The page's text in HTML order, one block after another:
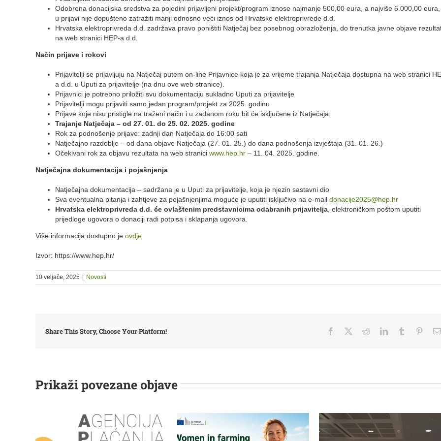
Odobrena donacijska sredstva za pojedini prijavljeni projekt/program iznose najmanje 500,00 eura, a najviše 6.000,00
u prijavi nije dopušteno zatražiti manji odnosno veći iznos od Hrvatske elektroprivrede d.d.
Hrvatska elektroprivreda d.d. zadržava pravo poništiti Natječaj bez posebnog obrazloženja, do trenutka javne objave
na web stranici HEP-a d.d.
Način prijave i rokovi
Prijavitelji se prijavljuju na Natječaj putem on-line Prijavnice koja je za vrijeme trajanja Natječaja dostupna na web stranici
a d.d. u Uputi za prijavitelje (na dnu ove web stranice).
Prijavnici je potrebno priložiti svu dokumentaciju sukladno Uputi za prijavitelje
Prijavitelji mogu prijaviti samo jedan program/projekt za 2025. godinu
Prijave koje nisu pristigle na traženi način i u zadanom roku bit će isključene iz Natječaja.
Trajanje Natječaja – od 27. 01. do 25. 02. 2025. godine
Rok za podnošenje prijave: zadnji dan Natječaja do 16:00 sati
Natječajno razdoblje – od dana objave Natječaja (27. 01. 25.) do dana podnošenja izvještaja (31. 01. 26.)
Očekivani rok za objavu rezultata na web stranici www.hep.hr – 11. 04. 2025. godine.
Natječajna dokumentacija i pojašnjenja
Natječajna dokumentacija – sadržana je u Uputi za prijavitelje, koja je njezin sastavni dio
Sva eventualna pitanja i zahtjeve za pojašnjenjima moguće je uputiti isključivo na e-mail donacije2025@hep.hr
Hrvatska elektroprivreda d.d. će ovlaštenim predstavnicima odabranih prijavitelja, elektroničkom poštom uputiti
prijedloge ugovora o donaciji radi potpisa i sklapanja ugovora.
Više informacija dostupno je ovdje
Izvor: https://www.hep.hr/
10 veljače, 2025 Novosti
Share This Story, Choose Your Platform! Facebook RedditLinkedInTumblr
Prikaži povezane objave